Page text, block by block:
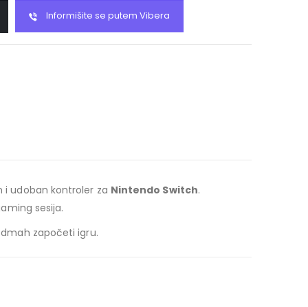
Informišite se putem Vibera
i udoban kontroler za Nintendo Switch.
sesija.
započeti igru.